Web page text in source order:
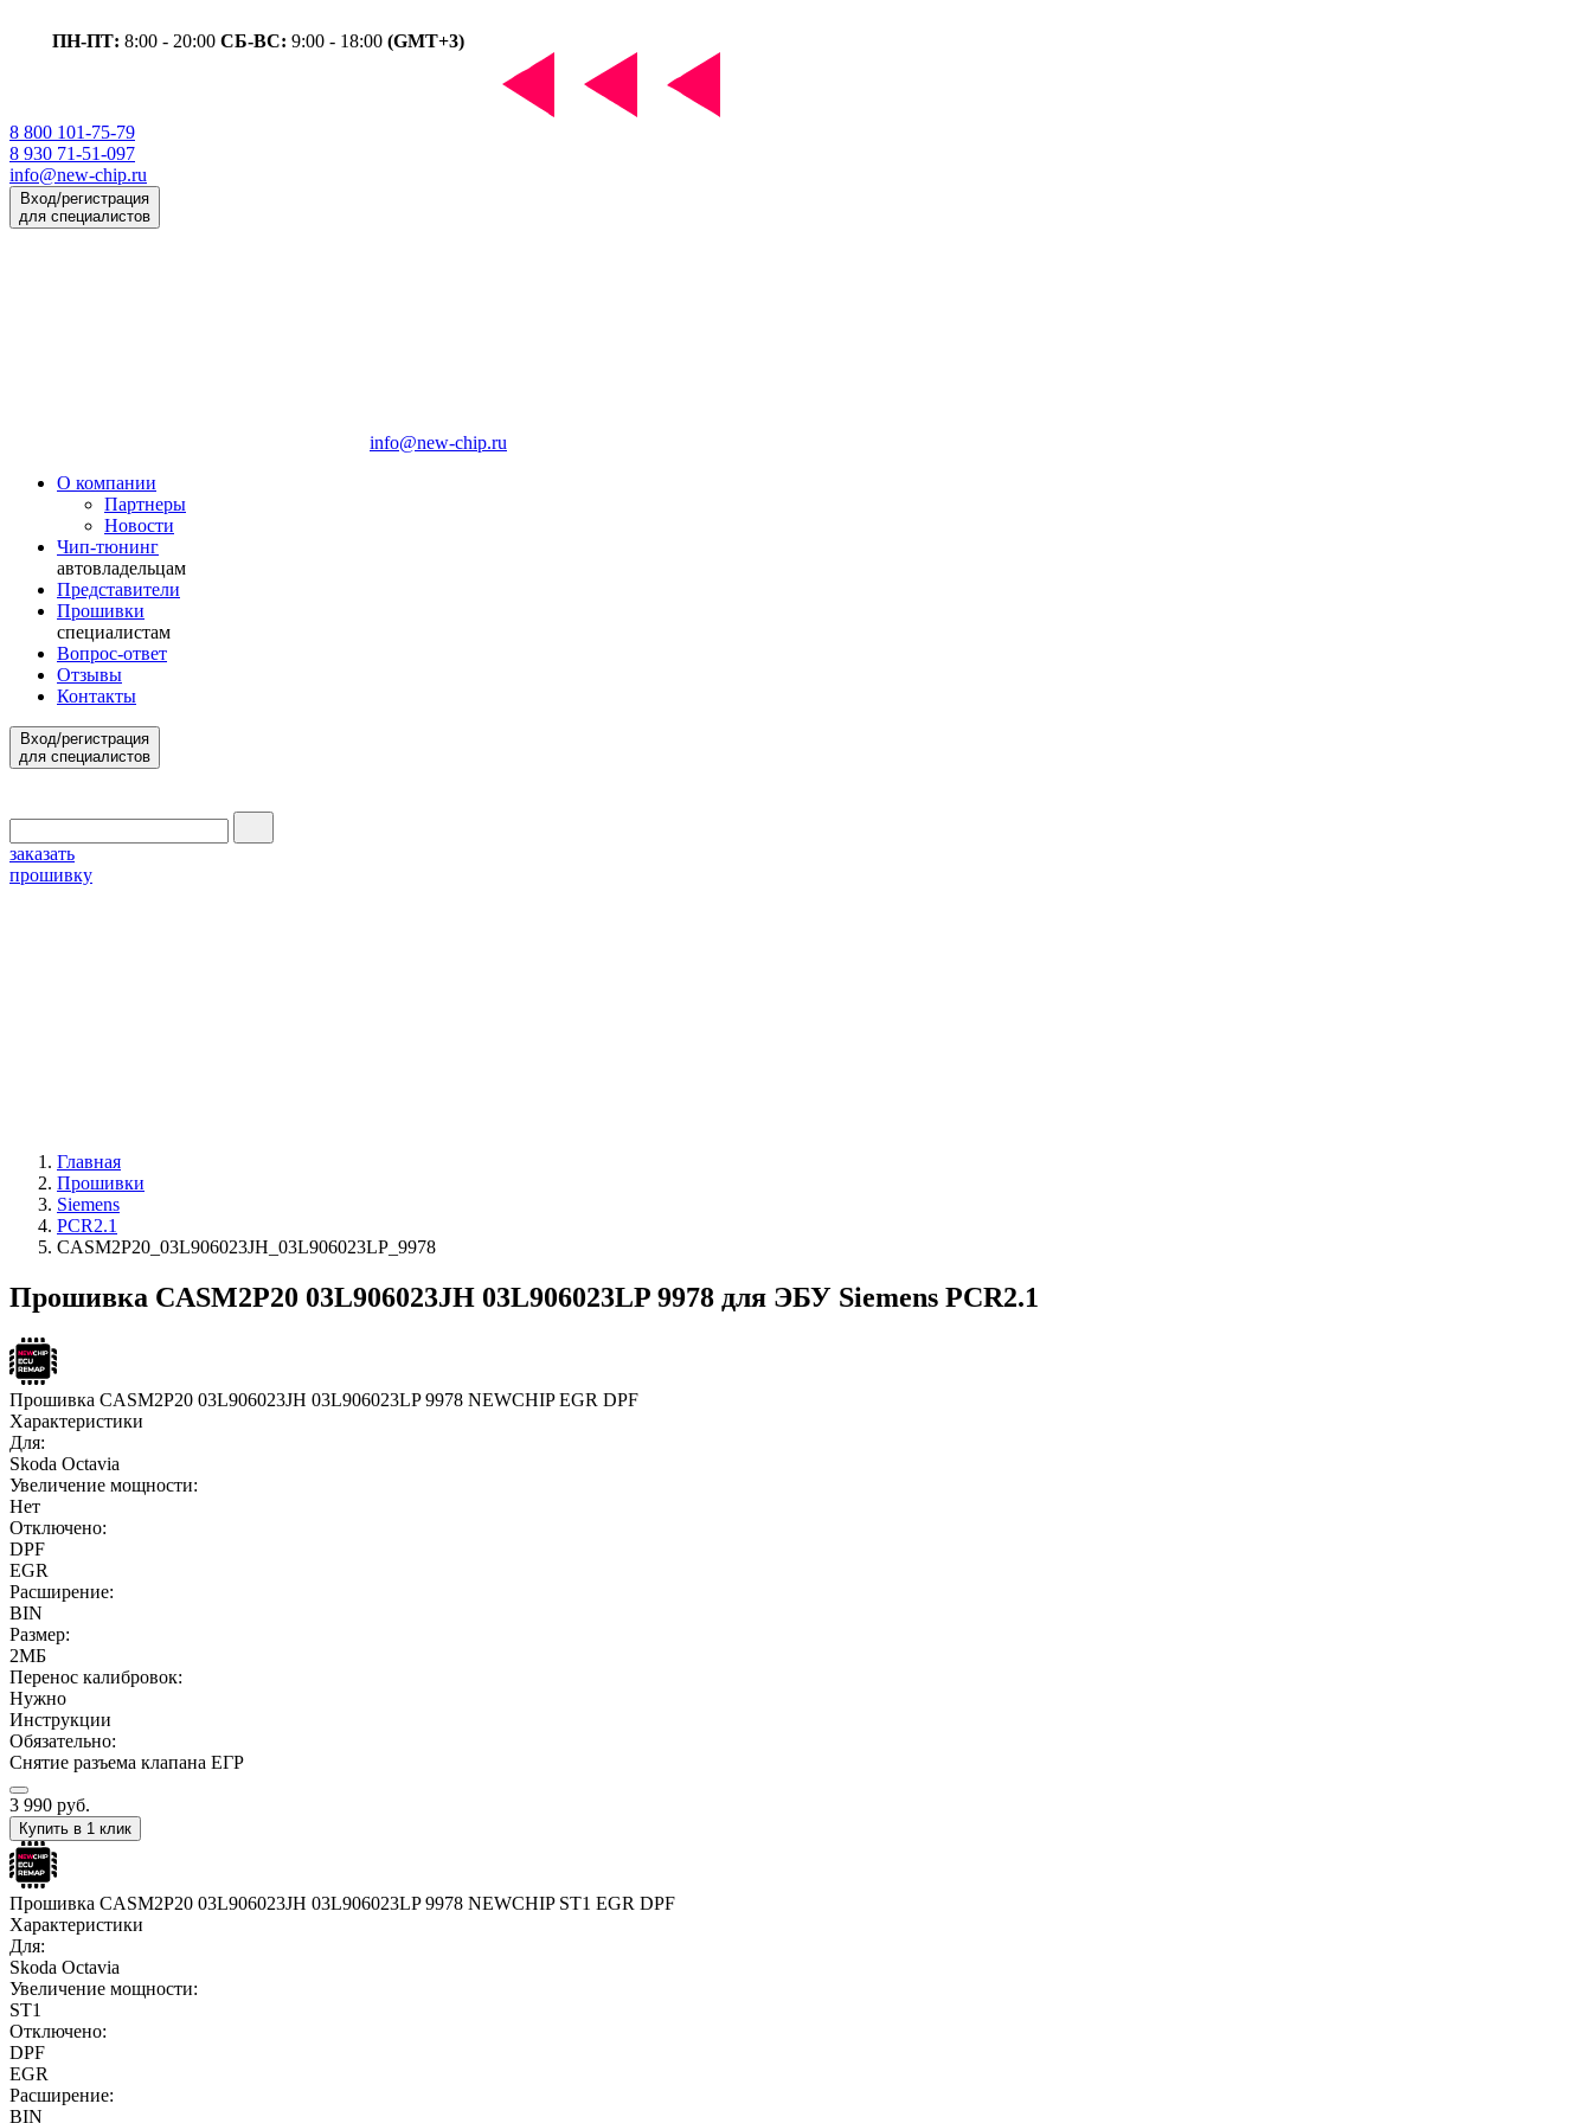
ПН-ПТ: 8:00 - 20:00 СБ-ВС: 9:00 - 18:00 (GMT+3)
8 800 101-75-79
8 930 71-51-097
info@new-chip.ru
Вход/регистрация
для специалистов
info@new-chip.ru
О компании
Партнеры
Новости
Чип-тюнинг
автовладельцам
Представители
Прошивки
специалистам
Вопрос-ответ
Отзывы
Контакты
Вход/регистрация
для специалистов
заказать
прошивку
Главная
Прошивки
Siemens
PCR2.1
CASM2P20_03L906023JH_03L906023LP_9978
Прошивка CASM2P20 03L906023JH 03L906023LP 9978 для ЭБУ Siemens PCR2.1
Прошивка CASM2P20 03L906023JH 03L906023LP 9978 NEWCHIP EGR DPF
Характеристики
Для:
Skoda Octavia
Увеличение мощности:
Нет
Отключено:
DPF
EGR
Расширение:
BIN
Размер:
2МБ
Перенос калибровок:
Нужно
Инструкции
Обязательно:
Снятие разъема клапана ЕГР
3 990 руб.
Купить в 1 клик
Прошивка CASM2P20 03L906023JH 03L906023LP 9978 NEWCHIP ST1 EGR DPF
Характеристики
Для:
Skoda Octavia
Увеличение мощности:
ST1
Отключено:
DPF
EGR
Расширение:
BIN